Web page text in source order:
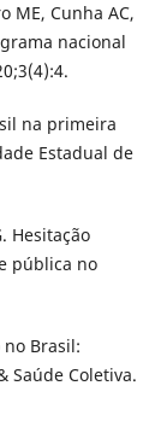
ME, Cunha AC,
nacional
na primeira
Estadual de
Hesitação
pública no
no Brasil:
Saúde Coletiva.